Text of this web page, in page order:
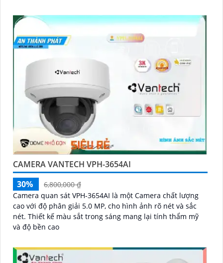
CAMERA VANTECH VPH-3654AI
30%
6,800,000 ₫
Camera quan sát VPH-3654AI là một Camera chất lượng
cao với độ phân giải 5.0 MP, cho hình ảnh rõ nét và sắc
nét. Thiết kế màu sắt trong sáng mang lại tính thẩm mỹ
và độ bền cao